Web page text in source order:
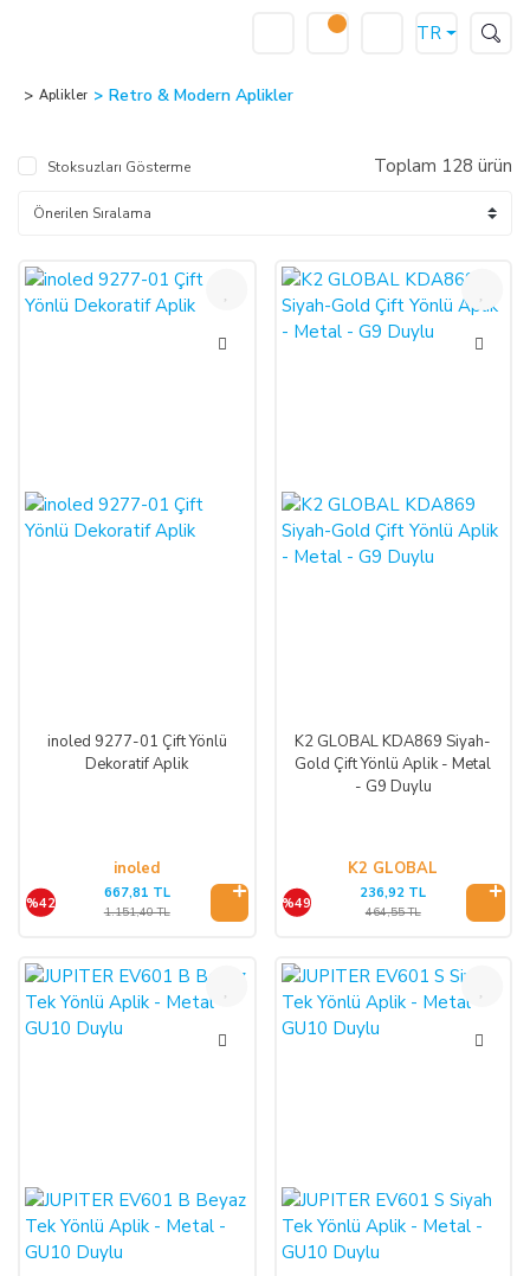
TR
Aplikler Retro & Modern Aplikler
Stoksuzları Gösterme Toplam 128 ürün
%42
inoled 9277-01 Çift Yönlü
Dekoratif Aplik
inoled
%42
667,81 TL
1.151,40 TL
%49
K2 GLOBAL KDA869 Siyah-
Gold Çift Yönlü Aplik - Metal
- G9 Duylu
K2 GLOBAL
%49
236,92 TL
464,55 TL
%45 %45